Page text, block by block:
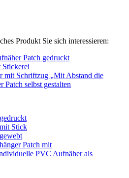
Produkt Sie sich interessieren: